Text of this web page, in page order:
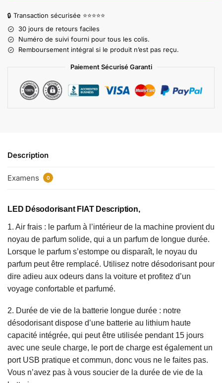
🔒 Transaction sécurisée ⭐⭐⭐⭐⭐
30 jours de retours faciles
Numéro de suivi fourni pour tous les colis.
Remboursement intégral si le produit n’est pas reçu.
Paiement Sécurisé Garanti
Description
Examens 0
LED Désodorisant FIAT Description,
1. Air frais : le parfum à l’intérieur de la machine provient du
noyau de parfum solide, qui a un parfum de longue durée.
Lorsque le parfum s’estompe ou disparaît, le noyau du
parfum peut être remplacé. Utilisez notre désodorisant pour
dire adieu aux odeurs dans la voiture et profitez d’un
voyage confortable et parfumé.
2. Durée de vie de la batterie longue durée : notre
désodorisant dispose d’une batterie au lithium haute
capacité intégrée, qui peut être utilisée pendant 15 jours
avec une seule charge, le port de charge est également un
port USB pratique et commun, donc vous ne le faites pas.
Vous n’avez pas à vous soucier de la durée de vie de la